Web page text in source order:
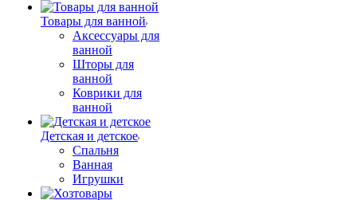
Товары для ванной
Аксессуары для
ванной
Шторы для
ванной
Коврики для
ванной
Детская и детское
Спальня
Ванная
Игрушки